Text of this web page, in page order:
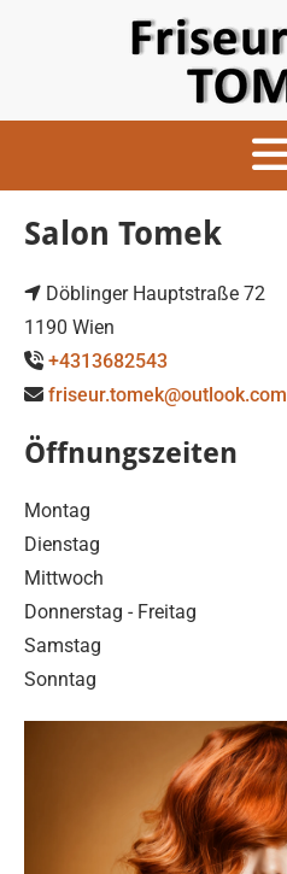
Salon Tomek
 Döblinger Hauptstraße 72
1190 Wien
 +4313682543
 friseur.tomek@outlook.com
Öffnungszeiten
Montag
Dienstag
Mittwoch
Donnerstag - Freitag
Samstag
Sonntag